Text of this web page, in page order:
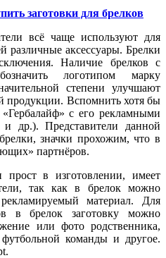
заготовки для брелков
всё чаще используют для
различные аксессуары. Брелки
Наличие брелков с
логотипом марку
степени улучшают
продукции. Вспомнить хотя бы
с его рекламными
и др.). Представители данной
значки прохожим, что в
партнёров.
в изготовлении, имеет
так как в брелок можно
материал. Для
в брелок заготовку можно
или фото родственника,
команды и другое.